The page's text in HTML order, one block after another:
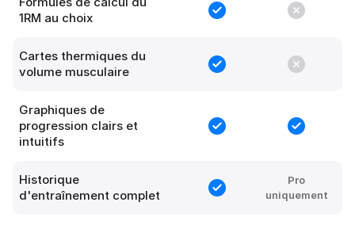
1RM au choix
Cartes thermiques du
volume musculaire
Graphiques de
progression clairs et
intuitifs
Historique
d'entraînement complet
Pro
uniquement